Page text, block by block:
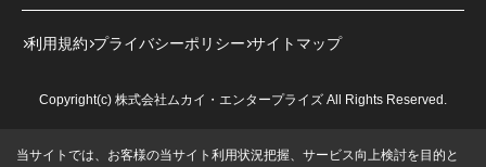
利用規約 プライバシーポリシー サイトマップ
Copyright(c) 株式会社ムカイ・エンタープライズ All Rights Reserved.
当サイトでは、お客様の当サイト利用状況把握、サービス向上検討を目的と